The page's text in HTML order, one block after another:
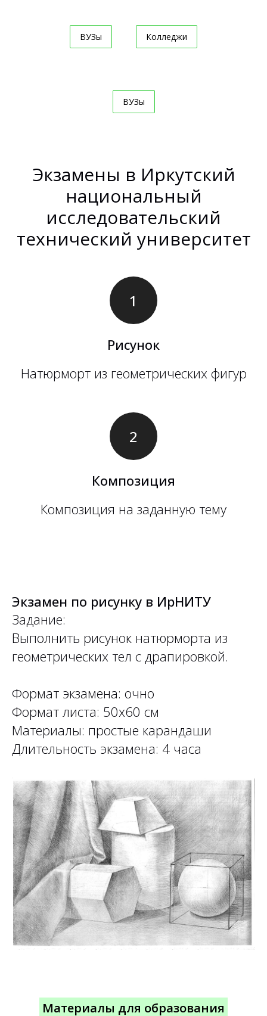
ВУЗы Колледжи
ВУЗы
Экзамены в Иркутский
национальный
исследовательский
технический университет
Рисунок
Натюрморт из геометрических фигур
Композиция
Композиция на заданную тему
Экзамен по рисунку в ИрНИТУ
Задание:
Выполнить рисунок натюрморта из
геометрических тел с драпировкой.
Формат экзамена: очно
Формат листа: 50х60 см
Материалы: простые карандаши
Длительность экзамена: 4 часа
Материалы для образования